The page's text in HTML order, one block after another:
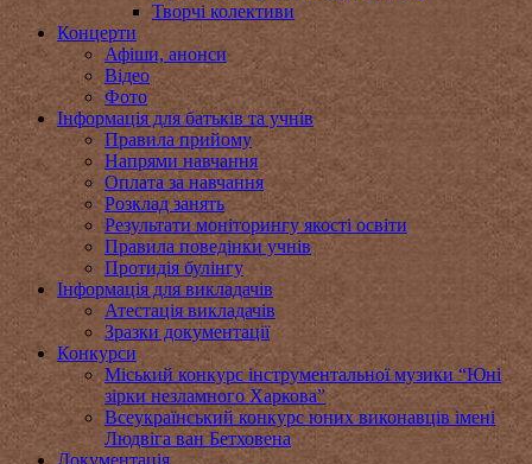
Творчі колективи
Концерти
Афіши, анонси
Відео
Фото
Інформація для батьків та учнів
Правила прийому
Напрями навчання
Оплата за навчання
Розклад занять
Результати моніторингу якості освіти
Правила поведінки учнів
Протидія булінгу
Інформація для викладачів
Атестація викладачів
Зразки документації
Конкурси
Міський конкурс інструментальної музики “Юні
зірки незламного Харкова”
Всеукраїнський конкурс юних виконавців імені
Людвіга ван Бетховена
Документація